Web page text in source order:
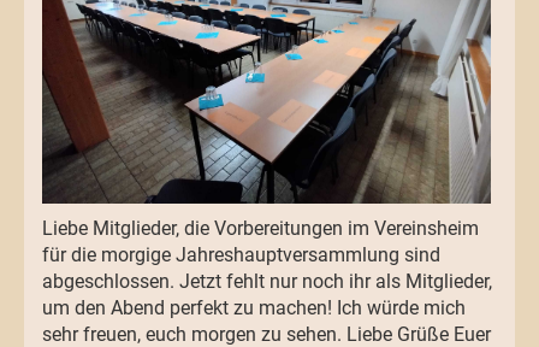
Liebe Mitglieder, die Vorbereitungen im Vereinsheim
für die morgige Jahreshauptversammlung sind
abgeschlossen. Jetzt fehlt nur noch ihr als Mitglieder,
um den Abend perfekt zu machen! Ich würde mich
sehr freuen, euch morgen zu sehen. Liebe Grüße Euer